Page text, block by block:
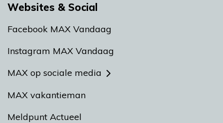
Websites & Social
Facebook MAX Vandaag
Instagram MAX Vandaag
MAX op sociale media
MAX vakantieman
Meldpunt Actueel